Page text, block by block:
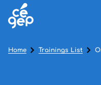
Home Trainings List